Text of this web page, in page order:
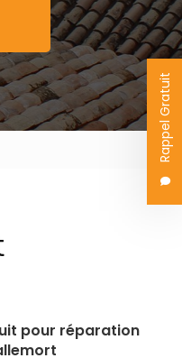
de gouttières
Rappel Gratuit
pour réparation